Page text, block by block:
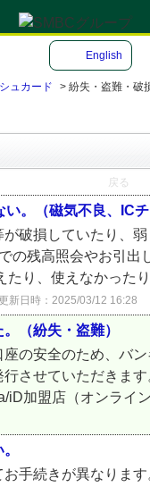
English
ュカード > 紛失・盗難・破
戻る
。（磁気不良、IC
破損していたり、
の残高照会やお引
たり、使えなかった
新日時：2025/03/12 16:28
（紛失・盗難）
の安全のため、バ
させていただきま
iD加盟店（オンライ
手続きが異なりま